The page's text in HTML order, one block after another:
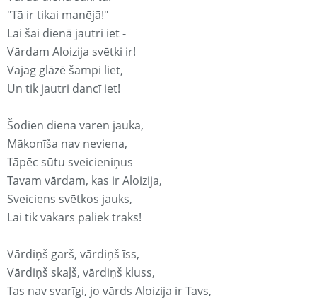
"Tā ir tikai manējā!"
Lai šai dienā jautri iet -
Vārdam Aloizija svētki ir!
Vajag glāzē šampi liet,
Un tik jautri dancī iet!
Šodien diena varen jauka,
Mākonīša nav neviena,
Tāpēc sūtu sveicieniņus
Tavam vārdam, kas ir Aloizija,
Sveiciens svētkos jauks,
Lai tik vakars paliek traks!
Vārdiņš garš, vārdiņš īss,
Vārdiņš skaļš, vārdiņš kluss,
Tas nav svarīgi, jo vārds Aloizija ir Tavs,